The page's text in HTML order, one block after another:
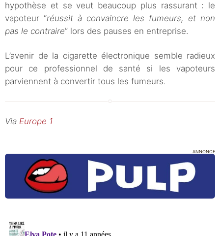
hypothèse et se veut beaucoup plus rassurant : le
vapoteur “réussit à convaincre les fumeurs, et non
pas le contraire” lors des pauses en entreprise.
L’avenir de la cigarette électronique semble radieux
pour ce professionnel de santé si les vapoteurs
parviennent à convertir tous les fumeurs.
Via Europe 1
ANNONCE